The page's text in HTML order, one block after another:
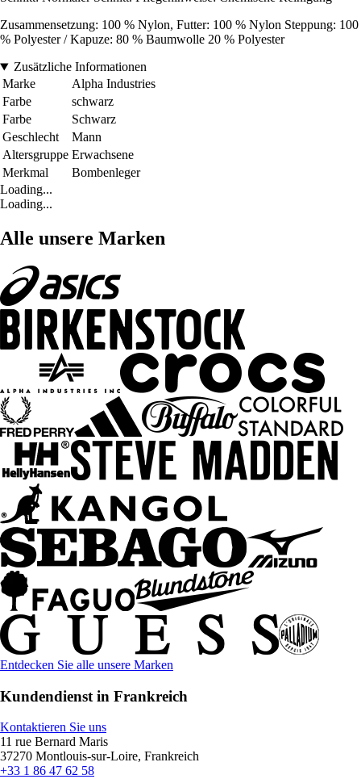
Zusammensetzung: 100 % Nylon, Futter: 100 % Nylon Steppung: 100
% Polyester / Kapuze: 80 % Baumwolle 20 % Polyester
Zusätzliche Informationen
Marke
Alpha Industries
Farbe
schwarz
Farbe
Schwarz
Geschlecht
Mann
Altersgruppe Erwachsene
Merkmal
Bombenleger
Loading...
Loading...
Alle unsere Marken
Entdecken Sie alle unsere Marken
Kundendienst in Frankreich
Kontaktieren Sie uns
11 rue Bernard Maris
37270 Montlouis-sur-Loire, Frankreich
+33 1 86 47 62 58